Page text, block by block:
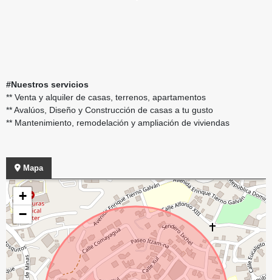
#Nuestros servicios
** Venta y alquiler de casas, terrenos, apartamentos
** Avalúos, Diseño y Construcción de casas a tu gusto
** Mantenimiento, remodelación y ampliación de viviendas
Mapa
+
−